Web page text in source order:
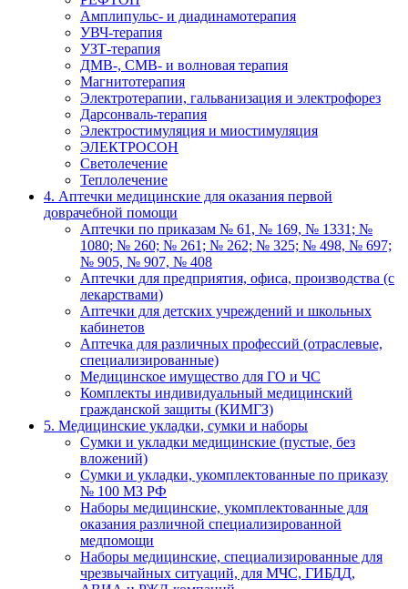
Амплипульс- и диадинамотерапия
УВЧ-терапия
УЗТ-терапия
ДМВ-, СМВ- и волновая терапия
Магнитотерапия
Электротерапии, гальванизация и электрофорез
Дарсонваль-терапия
Электростимуляция и миостимуляция
ЭЛЕКТРОСОН
Светолечение
Теплолечение
4. Аптечки медицинские для оказания первой
доврачебной помощи
Аптечки по приказам № 61, № 169, № 1331; №
1080; № 260; № 261; № 262; № 325; № 498, № 697;
№ 905, № 907, № 408
Аптечки для предприятия, офиса, производства (с
лекарствами)
Аптечки для детских учреждений и школьных
кабинетов
Аптечка для различных профессий (отраслевые,
специализированные)
Медицинское имущество для ГО и ЧС
Комплекты индивидуальный медицинский
гражданской защиты (КИМГЗ)
5. Медицинские укладки, сумки и наборы
Сумки и укладки медицинские (пустые, без
вложений)
Сумки и укладки, укомплектованные по приказу
№ 100 МЗ РФ
Наборы медицинские, укомплектованные для
оказания различной специализированной
медпомощи
Наборы медицинские, специализированные для
чрезвычайных ситуаций, для МЧС, ГИБДД,